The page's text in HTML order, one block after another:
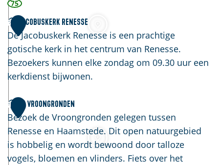
r
e
n
d
i
j
k
e
n
Z
o
e
t
e
n
H
a
a
r
d
75
8 Jacobuskerk Renesse
De Jacobuskerk Renesse is een prachtige
gotische kerk in het centrum van Renesse.
Bezoekers kunnen elke zondag om 09.30 uur een
kerkdienst bijwonen.
J
a
c
o
b
u
s
k
e
r
k
9 De Vroongronden
Bezoek de Vroongronden gelegen tussen
Renesse en Haamstede. Dit open natuurgebied
is hobbelig en wordt bewoond door talloze
vogels, bloemen en vlinders. Fiets over het
D
e
V
r
o